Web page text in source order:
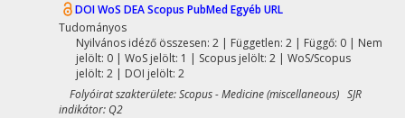
DOIWoS DEAScopus PubMedEgyéb URL
Tudományos
Nyilvános idéző összesen: 2| Független: 2 | Függő: 0 | Nem
jelölt: 0 | WoS jelölt: 1 | Scopus jelölt: 2 | WoS/Scopus
jelölt: 2 | DOI jelölt: 2
Folyóirat szakterülete: Scopus - Medicine (miscellaneous) SJR
indikátor: Q2